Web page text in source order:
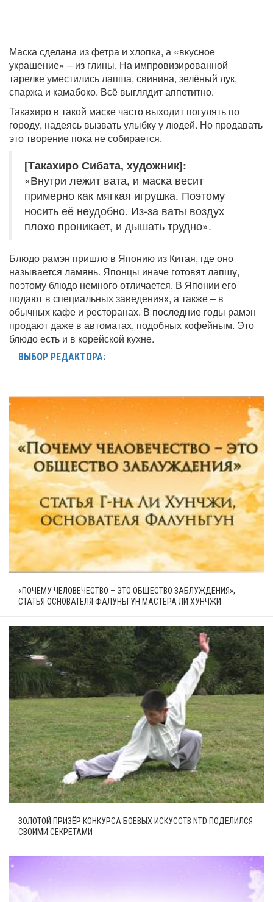
Маска сделана из фетра и хлопка, а «вкусное
украшение» – из глины. На импровизированной
тарелке уместились лапша, свинина, зелёный лук,
спаржа и камабоко. Всё выглядит аппетитно.
Такахиро в такой маске часто выходит погулять по
городу, надеясь вызвать улыбку у людей. Но продавать
это творение пока не собирается.
[Такахиро Сибата, художник]:
«Внутри лежит вата, и маска весит
примерно как мягкая игрушка. Поэтому
носить её неудобно. Из-за ваты воздух
плохо проникает, и дышать трудно».
Блюдо рамэн пришло в Японию из Китая, где оно
называется ламянь. Японцы иначе готовят лапшу,
поэтому блюдо немного отличается. В Японии его
подают в специальных заведениях, а также – в
обычных кафе и ресторанах. В последние годы рамэн
продают даже в автоматах, подобных кофейным. Это
блюдо есть и в корейской кухне.
ВЫБОР РЕДАКТОРА:
«ПОЧЕМУ ЧЕЛОВЕЧЕСТВО – ЭТО ОБЩЕСТВО ЗАБЛУЖДЕНИЯ»,
СТАТЬЯ ОСНОВАТЕЛЯ ФАЛУНЬГУН МАСТЕРА ЛИ ХУНЧЖИ
ЗОЛОТОЙ ПРИЗЁР КОНКУРСА БОЕВЫХ ИСКУССТВ NTD ПОДЕЛИЛСЯ
СВОИМИ СЕКРЕТАМИ